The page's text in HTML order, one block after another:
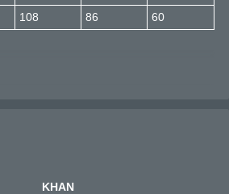
108 86 60
KHAN